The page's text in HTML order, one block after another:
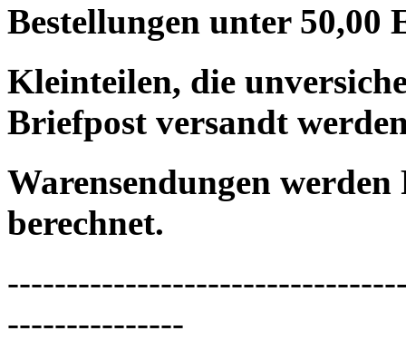
Bestellungen unter 50,00
Kleinteilen, die
Briefpost versandt
Warensendungen
berechnet.
---------------